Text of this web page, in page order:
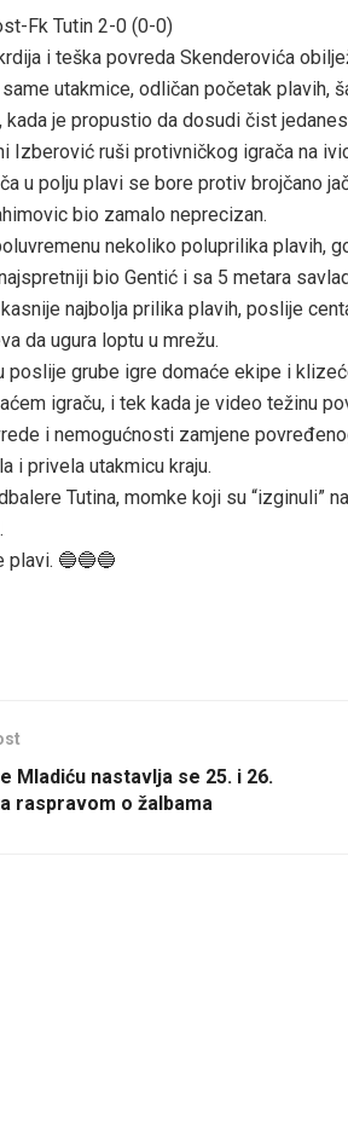
Fk Tutin 2-0 (0-0)
i teška povreda Skenderovića
utakmice, odličan početak plavih,
kada je propustio da dosudi čist
Izberović ruši protivničkog igrača na
u polju plavi se bore protiv brojčano
bio zamalo neprecizan.
nekoliko poluprilika plavih,
bio Gentić i sa 5 metara
najbolja prilika plavih, poslije
da ugura loptu u mrežu.
poslije grube igre domaće ekipe i
igraču, i tek kada je video težinu
i nemogućnosti zamjene
i privela utakmicu kraju.
Tutina, momke koji su “izginuli”
plavi. 🔵🔵🔵
Mladiću nastavlja se 25. i 26.
raspravom o žalbama